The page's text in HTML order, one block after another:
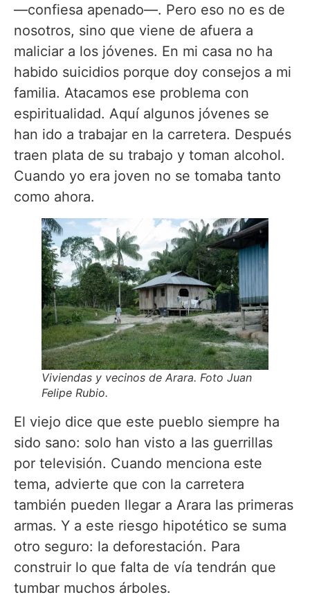
—confiesa apenado—. Pero eso no es de
nosotros, sino que viene de afuera a
maliciar a los jóvenes. En mi casa no ha
habido suicidios porque doy consejos a mi
familia. Atacamos ese problema con
espiritualidad. Aquí algunos jóvenes se
han ido a trabajar en la carretera. Después
traen plata de su trabajo y toman alcohol.
Cuando yo era joven no se tomaba tanto
como ahora.
Viviendas y vecinos de Arara. Foto Juan
Felipe Rubio.
El viejo dice que este pueblo siempre ha
sido sano: solo han visto a las guerrillas
por televisión. Cuando menciona este
tema, advierte que con la carretera
también pueden llegar a Arara las primeras
armas. Y a este riesgo hipotético se suma
otro seguro: la deforestación. Para
construir lo que falta de vía tendrán que
tumbar muchos árboles.